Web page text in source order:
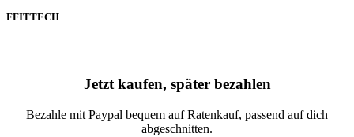
FFITTECH
Jetzt kaufen, später bezahlen
Bezahle mit Paypal bequem auf Ratenkauf, passend auf dich
abgeschnitten.